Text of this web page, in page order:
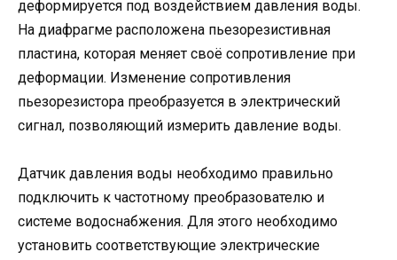
деформируется под воздействием давления воды.
На диафрагме расположена пьезорезистивная
пластина, которая меняет своё сопротивление при
деформации. Изменение сопротивления
пьезорезистора преобразуется в электрический
сигнал, позволяющий измерить давление воды.
Датчик давления воды необходимо правильно
подключить к частотному преобразователю и
системе водоснабжения. Для этого необходимо
установить соответствующие электрические